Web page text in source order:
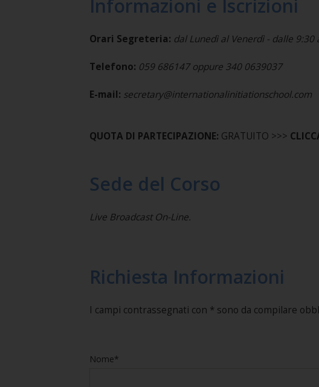
Informazioni e Iscrizioni
Orari Segreteria: dal Lunedì al Venerdì - dalle 9:30
Telefono: 059 686147 oppure 340 0639037
E-mail: secretary@internationalinitiationschool.com
QUOTA DI PARTECIPAZIONE: GRATUITO >>>
Sede del Corso
Live Broadcast On-Line.
Richiesta Informazioni
I campi contrassegnati con * sono da compilare
Nome*